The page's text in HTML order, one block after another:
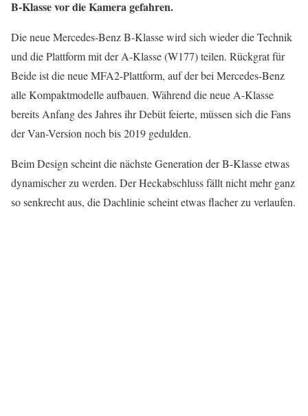
B-Klasse vor die Kamera gefahren.
Die neue Mercedes-Benz B-Klasse wird sich wieder die Technik
und die Plattform mit der A-Klasse (W177) teilen. Rückgrat für
Beide ist die neue MFA2-Plattform, auf der bei Mercedes-Benz
alle Kompaktmodelle aufbauen. Während die neue A-Klasse
bereits Anfang des Jahres ihr Debüt feierte, müssen sich die Fans
der Van-Version noch bis 2019 gedulden.
Beim Design scheint die nächste Generation der B-Klasse etwas
dynamischer zu werden. Der Heckabschluss fällt nicht mehr ganz
so senkrecht aus, die Dachlinie scheint etwas flacher zu verlaufen.